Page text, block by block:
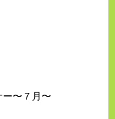
〜７月〜